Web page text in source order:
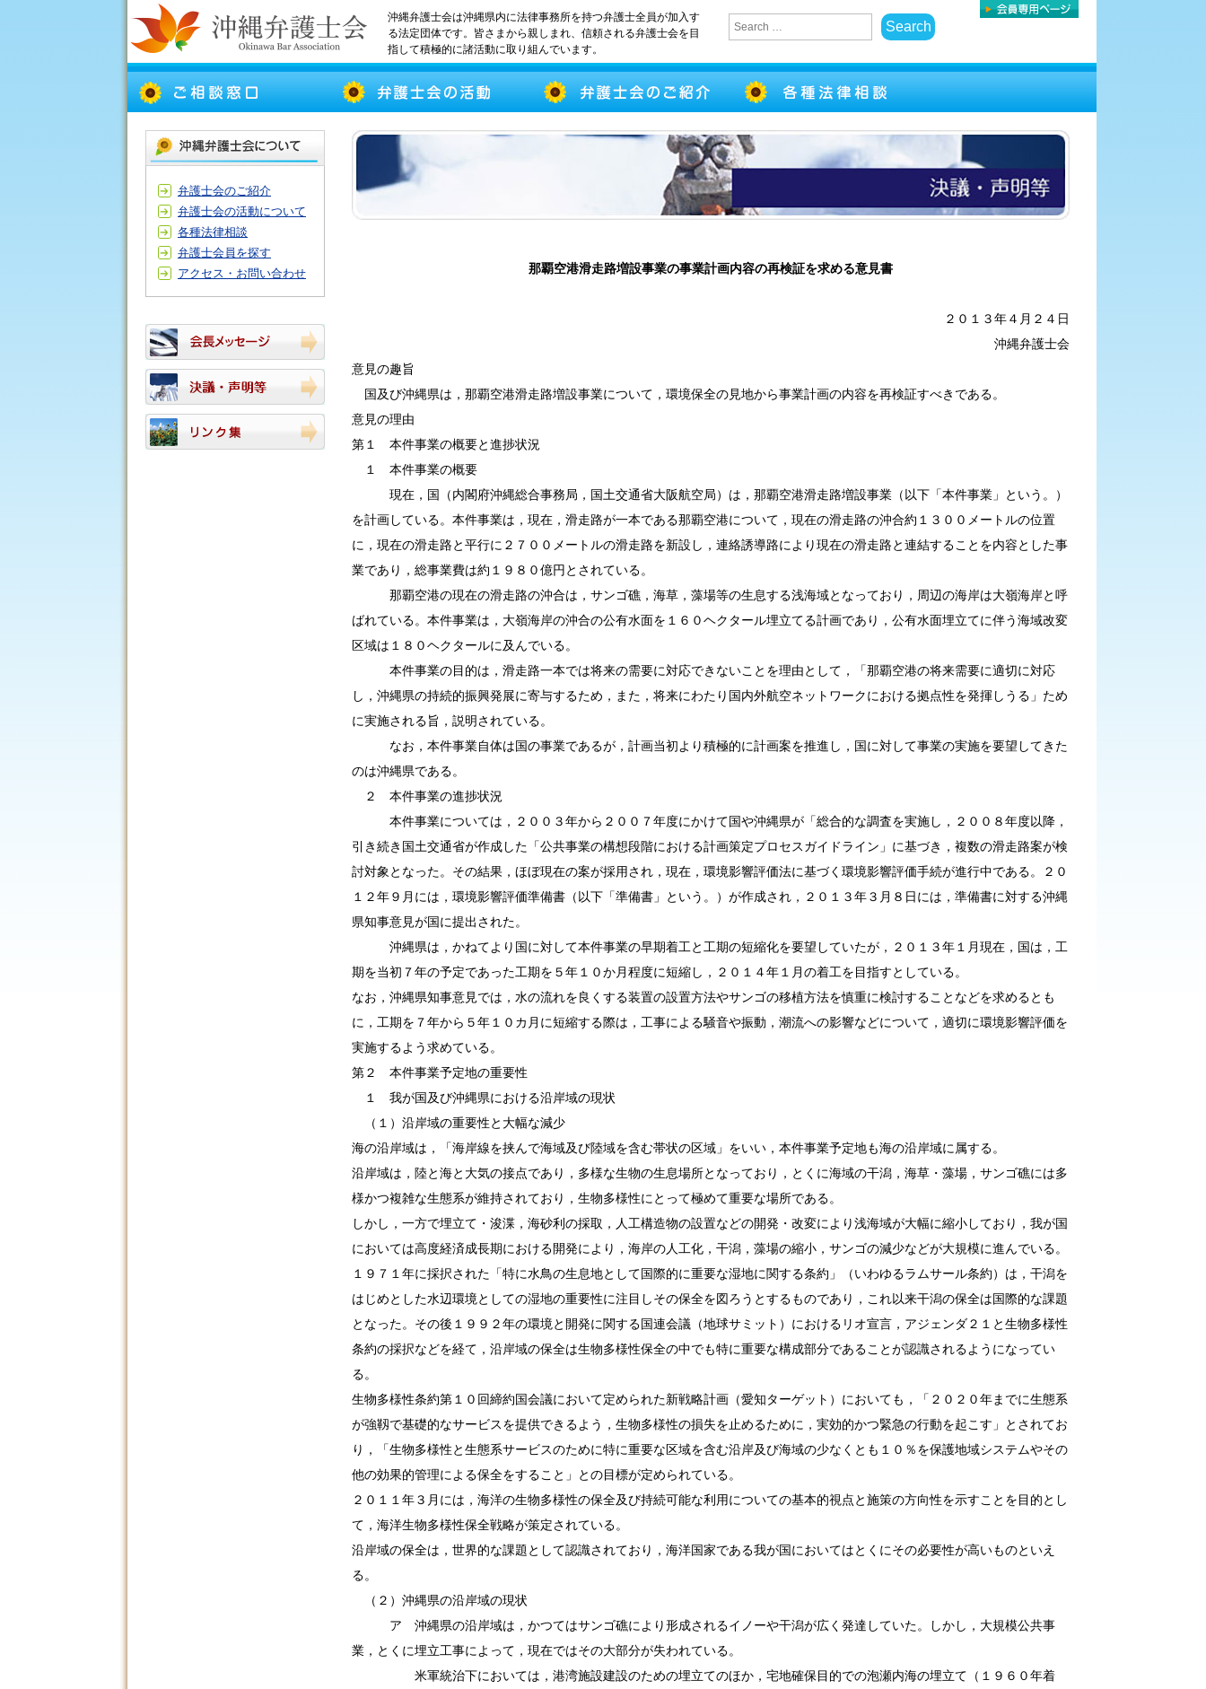
沖縄弁護士会は沖縄県内に法律事務所を持つ弁護士全員が加入す
る法定団体です。皆さまから親しまれ、信頼される弁護士会を目
指して積極的に諸活動に取り組んでいます。
弁護士会のご紹介
弁護士会の活動について
各種法律相談
弁護士会員を探す
アクセス・お問い合わせ
那覇空港滑走路増設事業の事業計画内容の再検証を求める意見書
２０１３年４月２４日
沖縄弁護士会
意見の趣旨
国及び沖縄県は，那覇空港滑走路増設事業について，環境保全の見地から事業計画の内容を再検証すべきである。
意見の理由
第１ 本件事業の概要と進捗状況
１ 本件事業の概要
現在，国（内閣府沖縄総合事務局，国土交通省大阪航空局）は，那覇空港滑走路増設事業（以下「本件事業」という。）
を計画している。本件事業は，現在，滑走路が一本である那覇空港について，現在の滑走路の沖合約１３００メートルの位置
に，現在の滑走路と平行に２７００メートルの滑走路を新設し，連絡誘導路により現在の滑走路と連結することを内容とした事
業であり，総事業費は約１９８０億円とされている。
那覇空港の現在の滑走路の沖合は，サンゴ礁，海草，藻場等の生息する浅海域となっており，周辺の海岸は大嶺海岸と呼
ばれている。本件事業は，大嶺海岸の沖合の公有水面を１６０ヘクタール埋立てる計画であり，公有水面埋立てに伴う海域改変
区域は１８０ヘクタールに及んでいる。
本件事業の目的は，滑走路一本では将来の需要に対応できないことを理由として，「那覇空港の将来需要に適切に対応
し，沖縄県の持続的振興発展に寄与するため，また，将来にわたり国内外航空ネットワークにおける拠点性を発揮しうる」ため
に実施される旨，説明されている。
なお，本件事業自体は国の事業であるが，計画当初より積極的に計画案を推進し，国に対して事業の実施を要望してきた
のは沖縄県である。
２ 本件事業の進捗状況
本件事業については，２００３年から２００７年度にかけて国や沖縄県が「総合的な調査を実施し，２００８年度以降，
引き続き国土交通省が作成した「公共事業の構想段階における計画策定プロセスガイドライン」に基づき，複数の滑走路案が検
討対象となった。その結果，ほぼ現在の案が採用され，現在，環境影響評価法に基づく環境影響評価手続が進行中である。２０
１２年９月には，環境影響評価準備書（以下「準備書」という。）が作成され，２０１３年３月８日には，準備書に対する沖縄
県知事意見が国に提出された。
沖縄県は，かねてより国に対して本件事業の早期着工と工期の短縮化を要望していたが，２０１３年１月現在，国は，工
期を当初７年の予定であった工期を５年１０か月程度に短縮し，２０１４年１月の着工を目指すとしている。
なお，沖縄県知事意見では，水の流れを良くする装置の設置方法やサンゴの移植方法を慎重に検討することなどを求めるとも
に，工期を７年から５年１０カ月に短縮する際は，工事による騒音や振動，潮流への影響などについて，適切に環境影響評価を
実施するよう求めている。
第２ 本件事業予定地の重要性
１ 我が国及び沖縄県における沿岸域の現状
（１）沿岸域の重要性と大幅な減少
海の沿岸域は，「海岸線を挟んで海域及び陸域を含む帯状の区域」をいい，本件事業予定地も海の沿岸域に属する。
沿岸域は，陸と海と大気の接点であり，多様な生物の生息場所となっており，とくに海域の干潟，海草・藻場，サンゴ礁には多
様かつ複雑な生態系が維持されており，生物多様性にとって極めて重要な場所である。
しかし，一方で埋立て・浚渫，海砂利の採取，人工構造物の設置などの開発・改変により浅海域が大幅に縮小しており，我が国
においては高度経済成長期における開発により，海岸の人工化，干潟，藻場の縮小，サンゴの減少などが大規模に進んでいる。
１９７１年に採択された「特に水鳥の生息地として国際的に重要な湿地に関する条約」（いわゆるラムサール条約）は，干潟を
はじめとした水辺環境としての湿地の重要性に注目しその保全を図ろうとするものであり，これ以来干潟の保全は国際的な課題
となった。その後１９９２年の環境と開発に関する国連会議（地球サミット）におけるリオ宣言，アジェンダ２１と生物多様性
条約の採択などを経て，沿岸域の保全は生物多様性保全の中でも特に重要な構成部分であることが認識されるようになってい
る。
生物多様性条約第１０回締約国会議において定められた新戦略計画（愛知ターゲット）においても，「２０２０年までに生態系
が強靱で基礎的なサービスを提供できるよう，生物多様性の損失を止めるために，実効的かつ緊急の行動を起こす」とされてお
り，「生物多様性と生態系サービスのために特に重要な区域を含む沿岸及び海域の少なくとも１０％を保護地域システムやその
他の効果的管理による保全をすること」との目標が定められている。
２０１１年３月には，海洋の生物多様性の保全及び持続可能な利用についての基本的視点と施策の方向性を示すことを目的とし
て，海洋生物多様性保全戦略が策定されている。
沿岸域の保全は，世界的な課題として認識されており，海洋国家である我が国においてはとくにその必要性が高いものといえ
る。
（２）沖縄県の沿岸域の現状
ア 沖縄県の沿岸域は，かつてはサンゴ礁により形成されるイノーや干潟が広く発達していた。しかし，大規模公共事
業，とくに埋立工事によって，現在ではその大部分が失われている。
米軍統治下においては，港湾施設建設のための埋立てのほか，宅地確保目的での泡瀬内海の埋立て（１９６０年着